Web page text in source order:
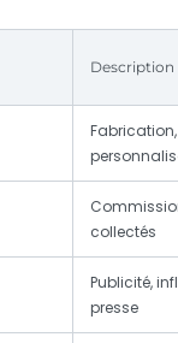
Description
collectés
Publicité,
presse